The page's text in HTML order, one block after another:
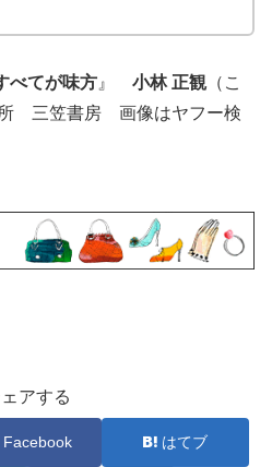
てが味方 』 小林 正観（こ
三笠書房 画像はヤフー検
アする
Facebook はてブ